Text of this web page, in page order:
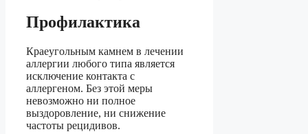
Профилактика
Краеугольным камнем в лечении
аллергии любого типа является
исключение контакта с
аллергеном. Без этой меры
невозможно ни полное
выздоровление, ни снижение
частоты рецидивов.